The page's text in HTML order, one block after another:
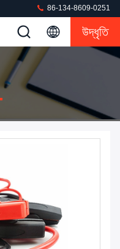
86-134-8609-0251
উদ্ধৃতি